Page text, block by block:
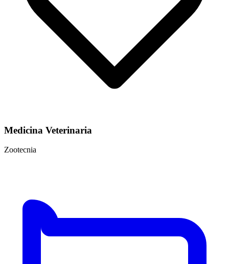
Medicina Veterinaria
Zootecnia